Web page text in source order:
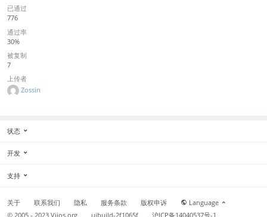
已通过
776
通过率
30%
被复制
7
上传者
Zossin
状态
开发
支持
关于 联系我们 隐私 服务条款 版权申诉
Language
© 2005 - 2023Vijos.org uibuild-2f1065f 沪ICP备14040537号-1